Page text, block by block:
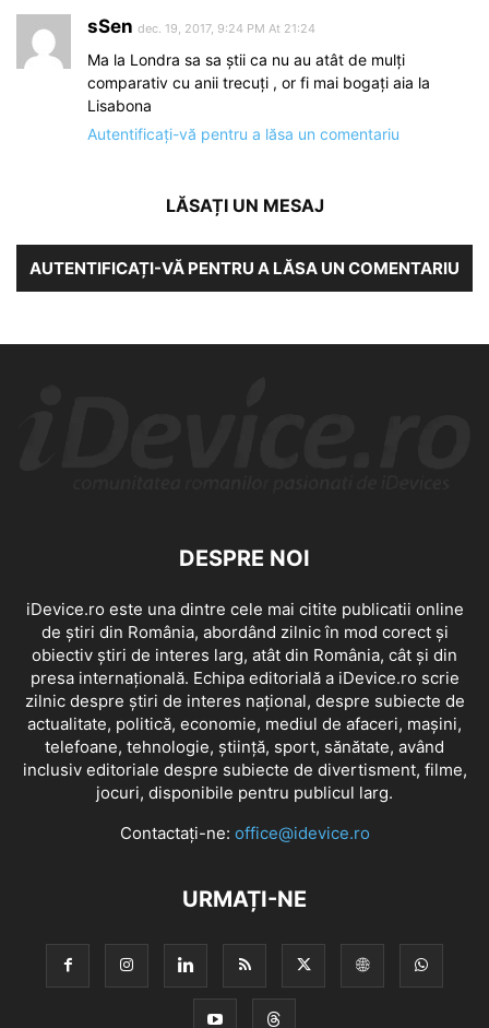
sSen dec. 19, 2017, 9:24 PM At 21:24
Ma la Londra sa sa știi ca nu au atât de mulți
comparativ cu anii trecuți , or fi mai bogați aia la
Lisabona
Autentificați-vă pentru a lăsa un comentariu
LĂSAȚI UN MESAJ
AUTENTIFICAȚI-VĂ PENTRU A LĂSA UN COMENTARIU
DESPRE NOI
iDevice.ro este una dintre cele mai citite publicatii online
de știri din România, abordând zilnic în mod corect și
obiectiv știri de interes larg, atât din România, cât și din
presa internațională. Echipa editorială a iDevice.ro scrie
zilnic despre știri de interes național, despre subiecte de
actualitate, politică, economie, mediul de afaceri, mașini,
telefoane, tehnologie, știință, sport, sănătate, având
inclusiv editoriale despre subiecte de divertisment, filme,
jocuri, disponibile pentru publicul larg.
Contactați-ne: office@idevice.ro
URMAȚI-NE